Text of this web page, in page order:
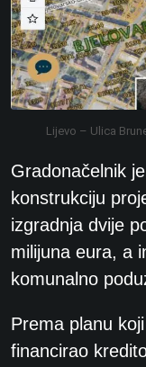
Lijevo – Ulica
Gradonačelnik
konstrukciju
izgradnja dvije
milijuna eura, a
komunalno
Prema planu
financirao